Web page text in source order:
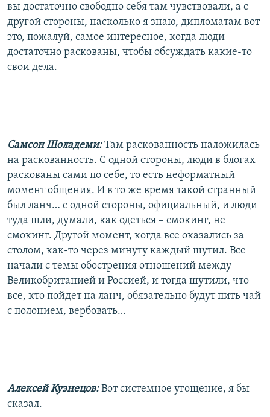
вы достаточно свободно себя там чувствовали, а с
другой стороны, насколько я знаю, дипломатам вот
это, пожалуй, самое интересное, когда люди
достаточно раскованы, чтобы обсуждать какие-то
свои дела.
Самсон Шоладеми:Там раскованность наложилась
на раскованность. С одной стороны, люди в блогах
раскованы сами по себе, то есть неформатный
момент общения. И в то же время такой странный
был ланч… с одной стороны, официальный, и люди
туда шли, думали, как одеться – смокинг, не
смокинг. Другой момент, когда все оказались за
столом, как-то через минуту каждый шутил. Все
начали с темы обострения отношений между
Великобританией и Россией, и тогда шутили, что
все, кто пойдет на ланч, обязательно будут пить чай
с полонием, вербовать…
Алексей Кузнецов:Вот системное угощение, я бы
сказал.